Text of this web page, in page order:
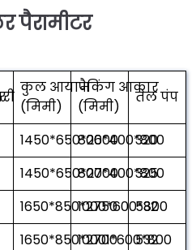
पैरामीटर
कुल आयाम
(मिमी)
पैकिंग आकार
(मिमी)
तेल पंप
1450*650*2600800*400*800
320
1450*650*2700800*400*800
325
1650*850*27501000*600*800
532
1650*850*270010001*600*800
532